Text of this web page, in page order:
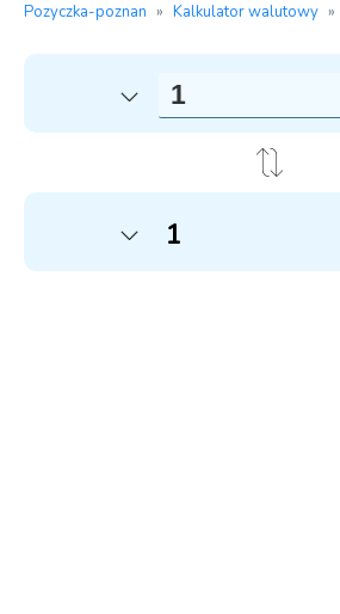
Pozyczka-poznan » Kalkulator walutowy »
1